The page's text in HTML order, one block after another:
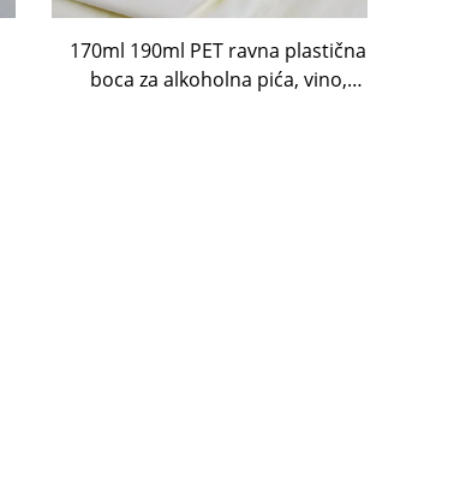
170ml 190ml PET ravna plastična
boca za alkoholna pića, vino,